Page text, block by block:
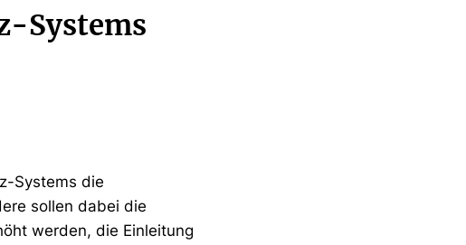
Systems
Systems die
sollen dabei die
werden, die Einleitung